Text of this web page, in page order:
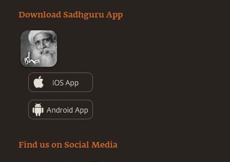
Download Sadhguru App
Find us on Social Media